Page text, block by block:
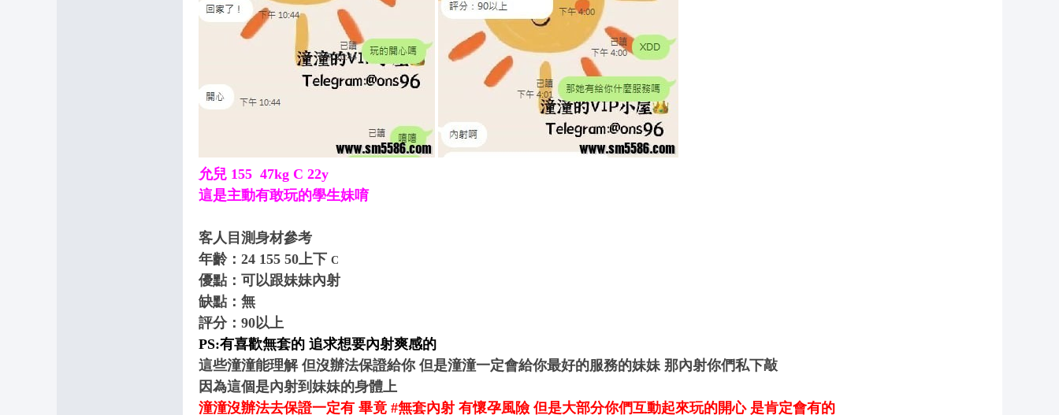
允兒 155 47kg C 22y
這是主動有敢玩的學生妹唷
客人目測身材參考
年齡：24 155 50上下 C
優點：可以跟妹妹內射
缺點：無
評分：90以上
PS:有喜歡無套的 追求想要內射爽感的
這些潼潼能理解 但沒辦法保證給你 但是潼潼一定會給你最好的服務的妹妹 那內射你們私下敲
因為這個是內射到妹妹的身體上
潼潼沒辦法去保證一定有 畢竟 #無套內射 有懷孕風險 但是大部分你們互動起來玩的開心 是肯定會有的